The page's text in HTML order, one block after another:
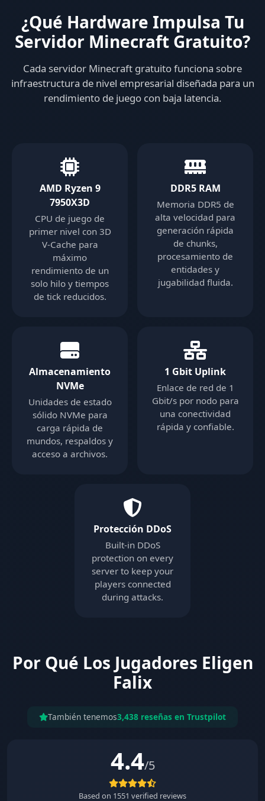
¿Qué Hardware Impulsa Tu
Servidor Minecraft Gratuito?
Cada servidor Minecraft gratuito funciona sobre
infraestructura de nivel empresarial diseñada para un
rendimiento de juego con baja latencia.
AMD Ryzen 9
7950X3D
CPU de juego de
primer nivel con 3D
V-Cache para
máximo
rendimiento de un
solo hilo y tiempos
de tick reducidos.
DDR5 RAM
Memoria DDR5 de
alta velocidad para
generación rápida
de chunks,
procesamiento de
entidades y
jugabilidad fluida.
Almacenamiento
NVMe
Unidades de estado
sólido NVMe para
carga rápida de
mundos, respaldos y
acceso a archivos.
1 Gbit Uplink
Enlace de red de 1
Gbit/s por nodo para
una conectividad
rápida y confiable.
Protección DDoS
Built-in DDoS
protection on every
server to keep your
players connected
during attacks.
Por Qué Los Jugadores Eligen
Falix
También tenemos3,438 reseñas en Trustpilot
4.4/5
Based on 1551 verified reviews